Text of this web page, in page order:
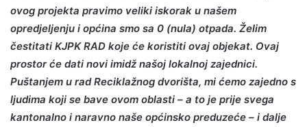
ovog projekta pravimo veliki iskorak u našem
opredjeljenju i općina smo sa 0 (nula) otpada. Želim
čestitati KJPK RAD koje će koristiti ovaj objekat. Ovaj
prostor će dati novi imidž našoj lokalnoj zajednici.
Puštanjem u rad Reciklažnog dvorišta, mi ćemo zajedno s
ljudima koji se bave ovom oblasti – a to je prije svega
kantonalno i naravno naše općinsko preduzeće – i dalje